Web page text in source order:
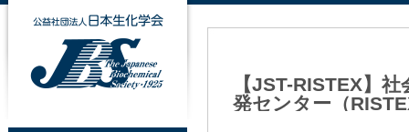
【JST-RISTEX】
発センター（
公益社団法人日本生化学会